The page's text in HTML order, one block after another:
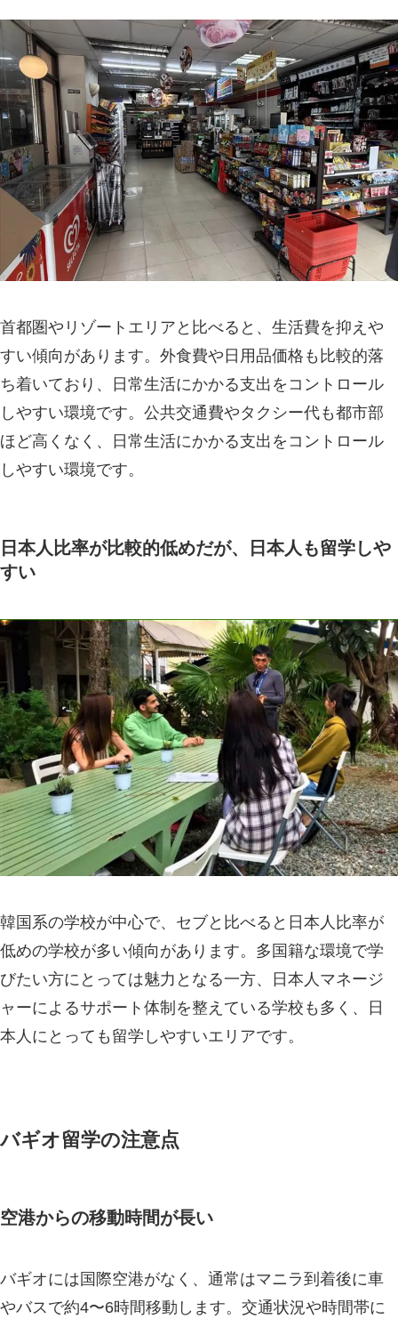
首都圏やリゾートエリアと比べると、生活費を抑えや
すい傾向があります。外食費や日用品価格も比較的落
ち着いており、日常生活にかかる支出をコントロール
しやすい環境です。公共交通費やタクシー代も都市部
ほど高くなく、日常生活にかかる支出をコントロール
しやすい環境です。
日本人比率が比較的低めだが、日本人も留学しや
すい
韓国系の学校が中心で、セブと比べると日本人比率が
低めの学校が多い傾向があります。多国籍な環境で学
びたい方にとっては魅力となる一方、日本人マネージ
ャーによるサポート体制を整えている学校も多く、日
本人にとっても留学しやすいエリアです。
バギオ留学の注意点
空港からの移動時間が長い
バギオには国際空港がなく、通常はマニラ到着後に車
やバスで約4〜6時間移動します。交通状況や時間帯に